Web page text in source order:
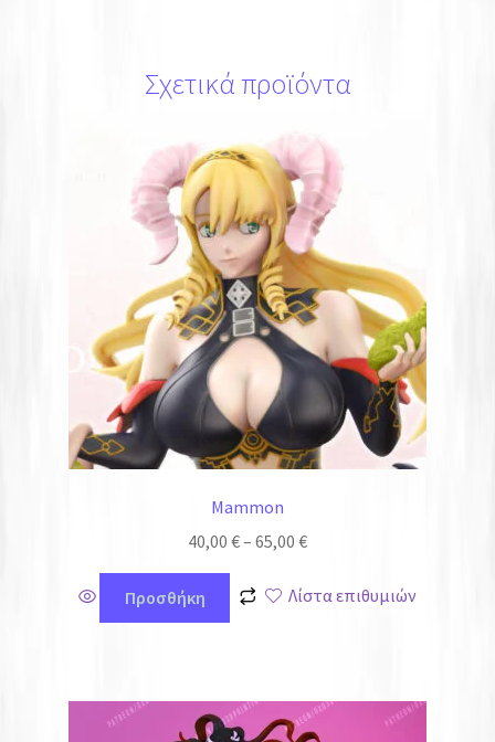
Σχετικά προϊόντα
Mammon
40,00 €– 65,00 €
Προσθήκη Λίστα επιθυμιών